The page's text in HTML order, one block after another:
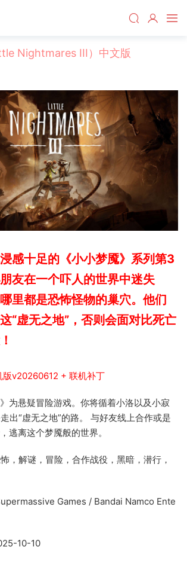
Nightmares III）中文版
感十足的《小小梦魇》系列第3
友在一个吓人的世界中迷失
里都是恐怖怪物的巢穴。他们
“虚无之地”，否则会面对比死亡
版v20260612 + 联机补丁
为悬疑冒险游戏。你将循着小洛以及小寂
出“虚无之地”的路。 与好友线上合作或是
逃离这个梦魇般的世界。
，解谜，冒险，合作战役，黑暗，潜行，
Games / Bandai Namco Ente
10-10